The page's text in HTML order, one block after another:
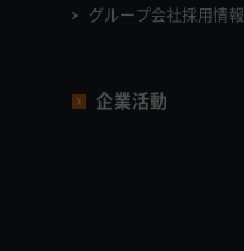
グループ会社採用情報
企業活動